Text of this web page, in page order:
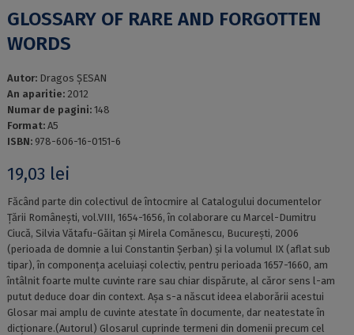
GLOSSARY OF RARE AND FORGOTTEN
WORDS
Autor: Dragos ȘESAN
An aparitie: 2012
Numar de pagini: 148
Format: A5
ISBN: 978-606-16-0151-6
19,03 lei
Făcând parte din colectivul de întocmire al Catalogului documentelor
Țării Românești, vol.VIII, 1654-1656, în colaborare cu Marcel-Dumitru
Ciucă, Silvia Vătafu-Găitan și Mirela Comănescu, București, 2006
(perioada de domnie a lui Constantin Șerban) și la volumul IX (aflat sub
tipar), în componența aceluiași colectiv, pentru perioada 1657-1660, am
întâlnit foarte multe cuvinte rare sau chiar dispărute, al căror sens l-am
putut deduce doar din context. Așa s-a născut ideea elaborării acestui
Glosar mai amplu de cuvinte atestate în documente, dar neatestate în
dicționare.(Autorul) Glosarul cuprinde termeni din domenii precum cel